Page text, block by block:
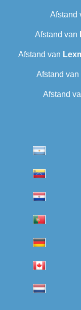
Afstand
Afstand van
Afstand van
Afstand van
Afstand